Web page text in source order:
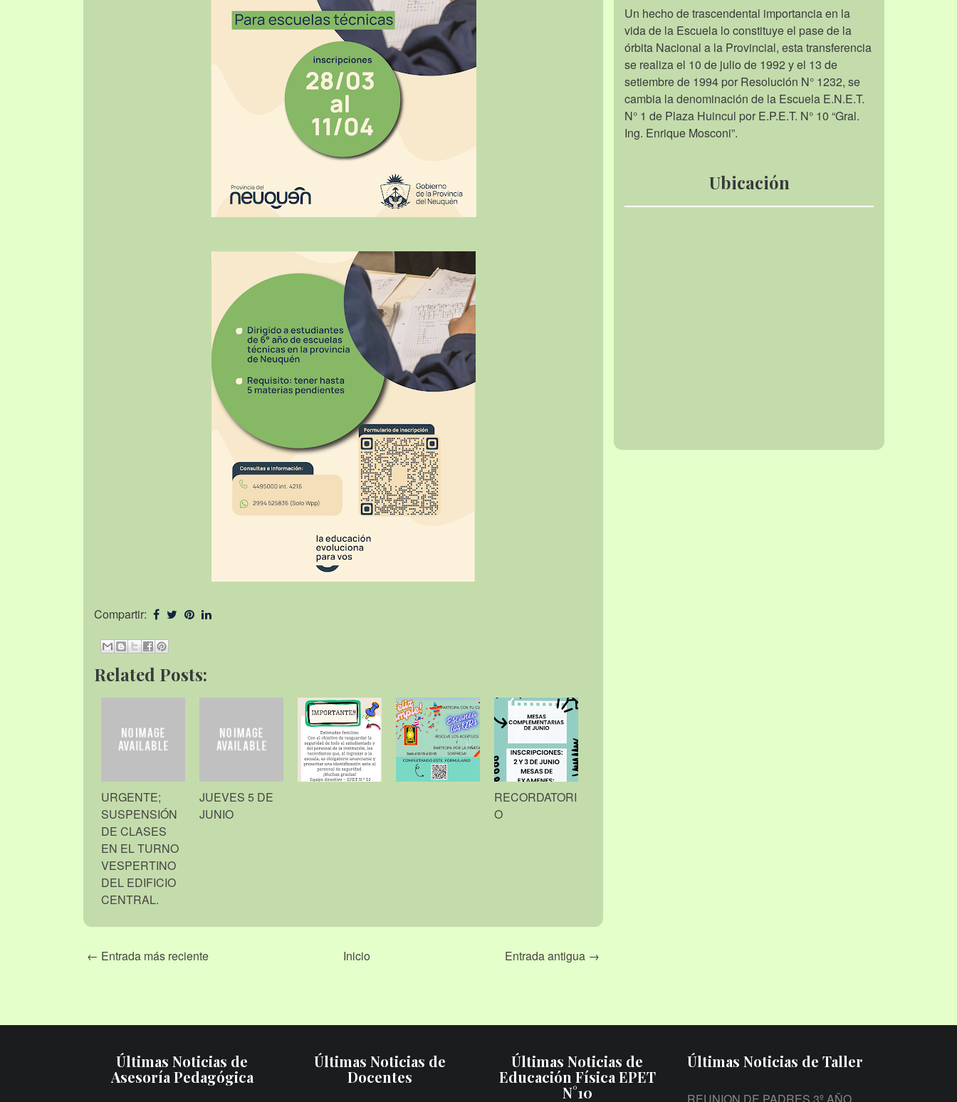
Compartir:
Related Posts:
URGENTE;
SUSPENSIÓN
DE CLASES
EN EL TURNO
VESPERTINO
DEL EDIFICIO
CENTRAL.
JUEVES 5 DE
JUNIO
RECORDATORI
O
← Entrada más reciente Entrada antigua →
Inicio
Un hecho de trascendental importancia en la
vida de la Escuela lo constituye el pase de la
órbita Nacional a la Provincial, esta transferencia
se realiza el 10 de julio de 1992 y el 13 de
setiembre de 1994 por Resolución N° 1232, se
cambia la denominación de la Escuela E.N.E.T.
N° 1 de Plaza Huincul por E.P.E.T. N° 10 “Gral.
Ing. Enrique Mosconi”.
Ubicación
Últimas Noticias de
Asesoría Pedagógica
Últimas Noticias de
Docentes
Últimas Noticias de
Educación Física EPET
N°10
Últimas Noticias de Taller